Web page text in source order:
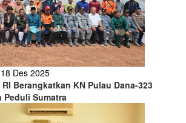
Des 2025
Berangkatkan KN Pulau Dana-323
Peduli Sumatra